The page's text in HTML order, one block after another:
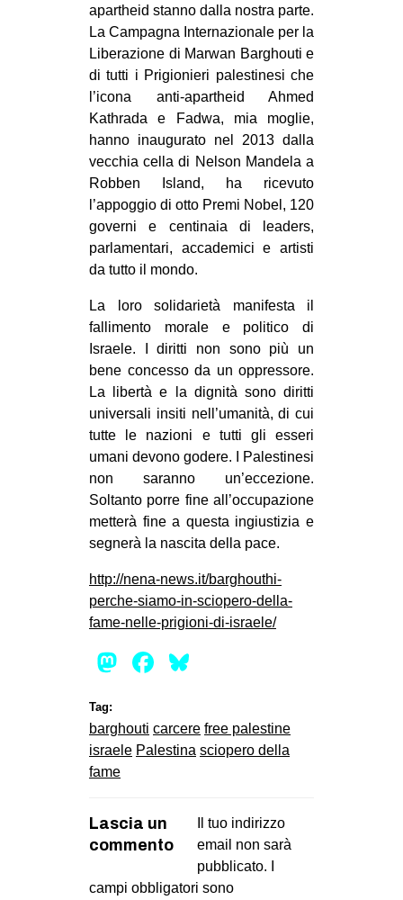
apartheid stanno dalla nostra parte.
La Campagna Internazionale per la
Liberazione di Marwan Barghouti e
di tutti i Prigionieri palestinesi che
l’icona anti-apartheid Ahmed
Kathrada e Fadwa, mia moglie,
hanno inaugurato nel 2013 dalla
vecchia cella di Nelson Mandela a
Robben Island, ha ricevuto
l’appoggio di otto Premi Nobel, 120
governi e centinaia di leaders,
parlamentari, accademici e artisti
da tutto il mondo.
La loro solidarietà manifesta il
fallimento morale e politico di
Israele. I diritti non sono più un
bene concesso da un oppressore.
La libertà e la dignità sono diritti
universali insiti nell’umanità, di cui
tutte le nazioni e tutti gli esseri
umani devono godere. I Palestinesi
non saranno un’eccezione.
Soltanto porre fine all’occupazione
metterà fine a questa ingiustizia e
segnerà la nascita della pace.
http://nena-news.it/barghouthi-
perche-siamo-in-sciopero-della-
fame-nelle-prigioni-di-israele/
Mastodon
Facebook
Tag:
barghouti carcere free palestine
israele Palestina sciopero della
fame
Lascia un
commento
Il tuo indirizzo
email non sarà
pubblicato.
campi obbligatori sono